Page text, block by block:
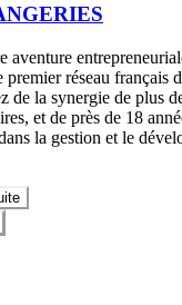
aventure
réseau français
de la synergie de plus
et de près de 18
la gestion et le